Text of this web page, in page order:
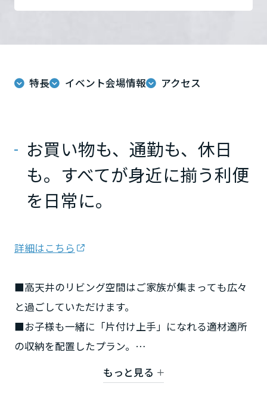
特長 イベント会場情報 アクセス
お買い物も、通勤も、休日
も。すべてが身近に揃う利便
を日常に。
詳細はこちら
■高天井のリビング空間はご家族が集まっても広々
と過ごしていただけます。
■お子様も一緒に「片付け上手」になれる適材適所
の収納を配置したプラン。
豊富な収納力で生活感を隠し、いつでも理想の空
もっと見る
神奈川県
富山県
新潟県
山梨県
長野県
東海エリア
岐阜県
来場予約する